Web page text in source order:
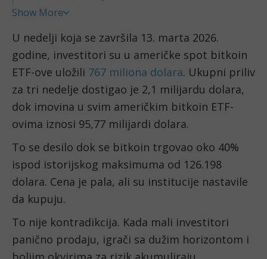
Show More
U nedelji koja se završila 13. marta 2026.
godine, investitori su u američke spot bitkoin
ETF-ove uložili 767 miliona dolara. Ukupni priliv
za tri nedelje dostigao je 2,1 milijardu dolara,
dok imovina u svim američkim bitkoin ETF-
ovima iznosi 95,77 milijardi dolara.
To se desilo dok se bitkoin trgovao oko 40%
ispod istorijskog maksimuma od 126.198
dolara. Cena je pala, ali su institucije nastavile
da kupuju.
To nije kontradikcija. Kada mali investitori
panično prodaju, igrači sa dužim horizontom i